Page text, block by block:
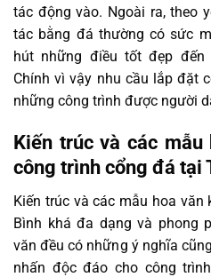
tác động vào. Ngoài ra, theo
tác bằng đá thường có sức
hút những điều tốt đẹp đến
Chính vì vậy nhu cầu lắp đặt
những công trình được người
Kiến trúc và các mẫu
công trình cổng đá tại
Kiến trúc và các mẫu hoa
Bình khá đa dạng và phong
văn đều có những ý nghĩa
nhấn độc đáo cho công